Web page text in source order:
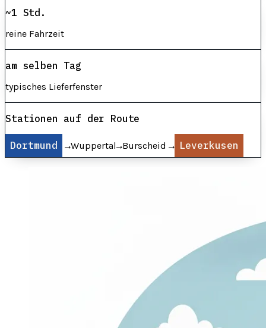
~1 Std.
reine Fahrzeit
am selben Tag
typisches Lieferfenster
Stationen auf der Route
Dortmund →Wuppertal→Burscheid → Leverkusen